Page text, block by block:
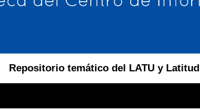
Repositorio temático del LATU y Latitud